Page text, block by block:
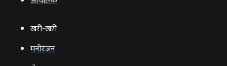
खरी-खरी
मनोरंजन